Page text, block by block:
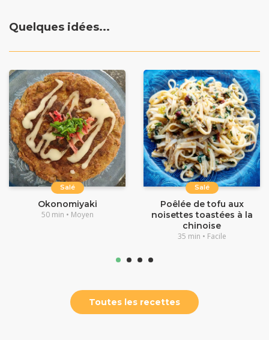
Quelques idées...
Salé
Okonomiyaki
50 min • Moyen
Salé
Poêlée de tofu aux
noisettes toastées à la
chinoise
35 min • Facile
Toutes les recettes